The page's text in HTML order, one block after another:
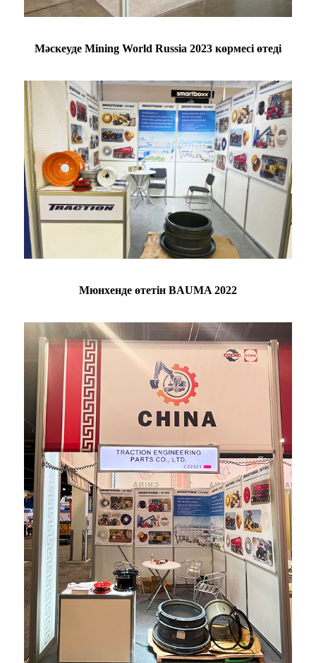
Мәскеуде Mining World Russia 2023 көрмесі өтеді
Мюнхенде өтетін BAUMA 2022